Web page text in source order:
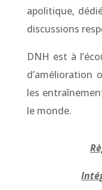
apolitique,
discussions
DNH est à
d’amélioration
les
le monde.